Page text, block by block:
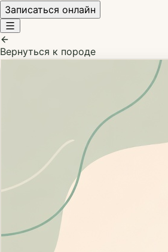
Записаться онлайн
Вернуться к породе